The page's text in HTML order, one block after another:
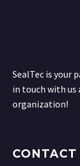
SealTec is your
in touch with us
organization!
CONTACT